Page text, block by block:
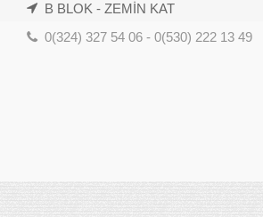
B BLOK - ZEMİN KAT
0(324) 327 54 06 - 0(530) 222 13 49
Havamaş Servis Saatleri